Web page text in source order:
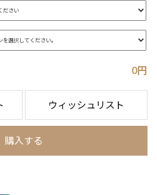
0円
ウィッシュリスト
購入する